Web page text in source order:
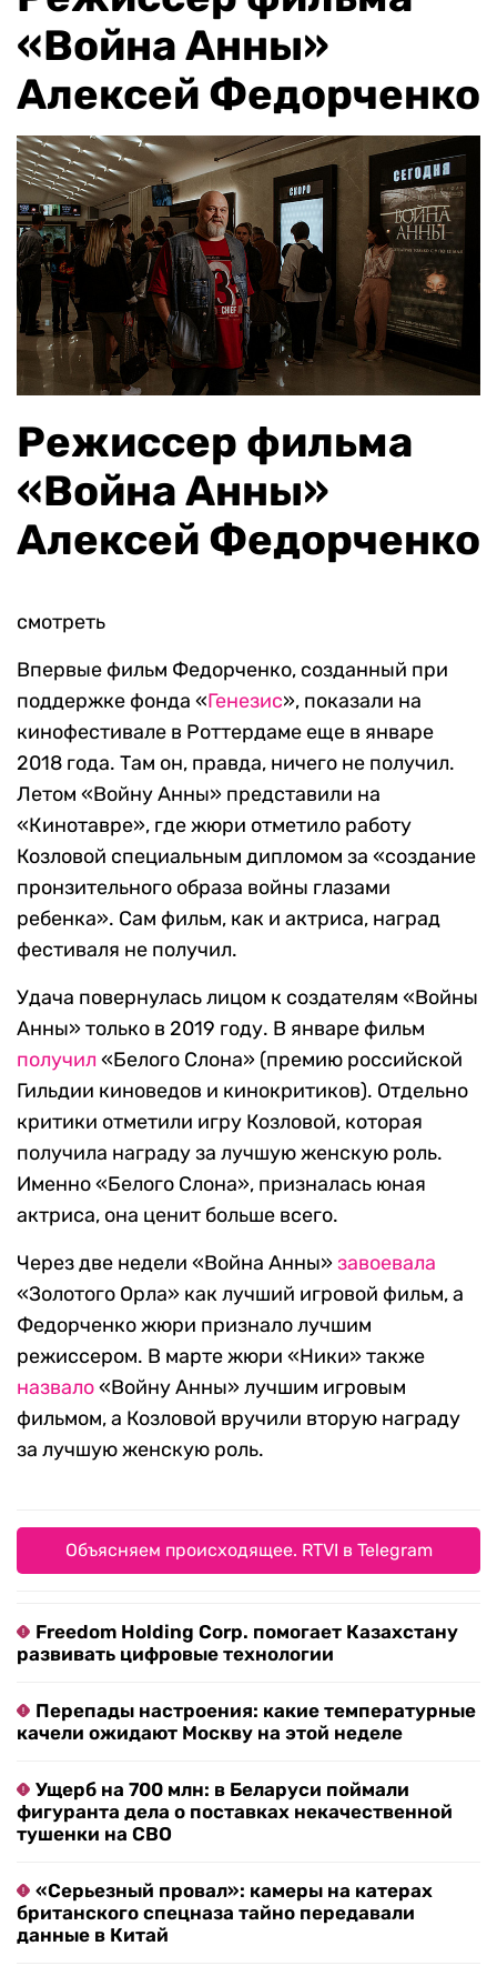
«Война Анны»
Алексей Федорченко
Режиссер фильма
«Война Анны»
Алексей Федорченко
смотреть
Впервые фильм Федорченко, созданный при
поддержке фонда «Генезис», показали на
кинофестивале в Роттердаме еще в январе
2018 года. Там он, правда, ничего не получил.
Летом «Войну Анны» представили на
«Кинотавре», где жюри отметило работу
Козловой специальным дипломом за «создание
пронзительного образа войны глазами
ребенка». Сам фильм, как и актриса, наград
фестиваля не получил.
Удача повернулась лицом к создателям «Войны
Анны» только в 2019 году. В январе фильм
получил «Белого Слона» (премию российской
Гильдии киноведов и кинокритиков). Отдельно
критики отметили игру Козловой, которая
получила награду за лучшую женскую роль.
Именно «Белого Слона», призналась юная
актриса, она ценит больше всего.
Через две недели «Война Анны»завоевала
«Золотого Орла» как лучший игровой фильм, а
Федорченко жюри признало лучшим
режиссером. В марте жюри «Ники» также
назвало«Войну Анны» лучшим игровым
фильмом, а Козловой вручили вторую награду
за лучшую женскую роль.
Объясняем происходящее. RTVI в Telegram
Freedom Holding Corp. помогает Казахстану
развивать цифровые технологии
Перепады настроения: какие температурные
качели ожидают Москву на этой неделе
Ущерб на 700 млн: в Беларуси поймали
фигуранта дела о поставках некачественной
тушенки на СВО
«Серьезный провал»: камеры на катерах
британского спецназа тайно передавали
данные в Китай